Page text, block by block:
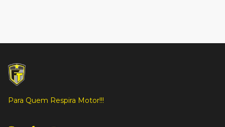
Para Quem Respira Motor!!!